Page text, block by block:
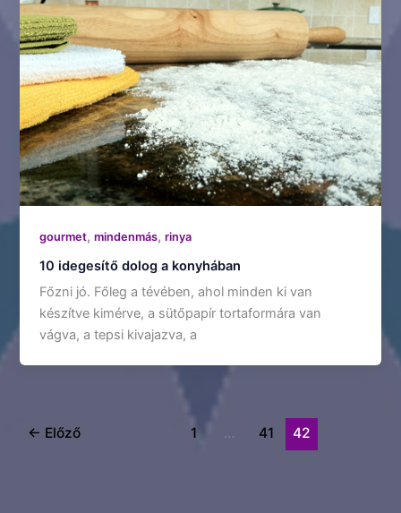
gourmet,mindenmás,rinya
10 idegesítő dolog a konyhában
Főzni jó. Főleg a tévében, ahol minden ki van
készítve kimérve, a sütőpapír tortaformára van
vágva, a tepsi kivajazva, a
← Előző 1 … 41 42